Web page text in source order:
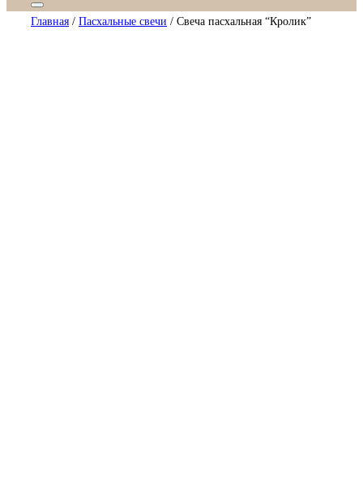
Переключить
боковую
Главная / Пасхальные свечи / Свеча пасхальная “Кролик”